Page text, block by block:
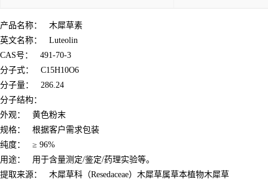
产品名称： 木犀草素
英文名称： Luteolin
CAS号： 491-70-3
分子式： C15H10O6
分子量： 286.24
分子结构：
外观： 黄色粉末
规格： 根据客户需求包装
纯度： ≥ 96%
用途： 用于含量测定/鉴定/药理实验等。
提取来源： 木犀草科（Resedaceae）木犀草属草本植物木犀草